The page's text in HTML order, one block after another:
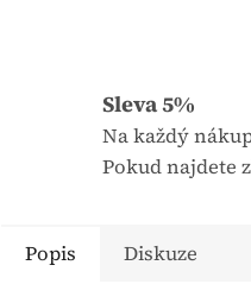
u
k
Sleva 5%
Na každý
Pokud najdete
Popis Diskuze